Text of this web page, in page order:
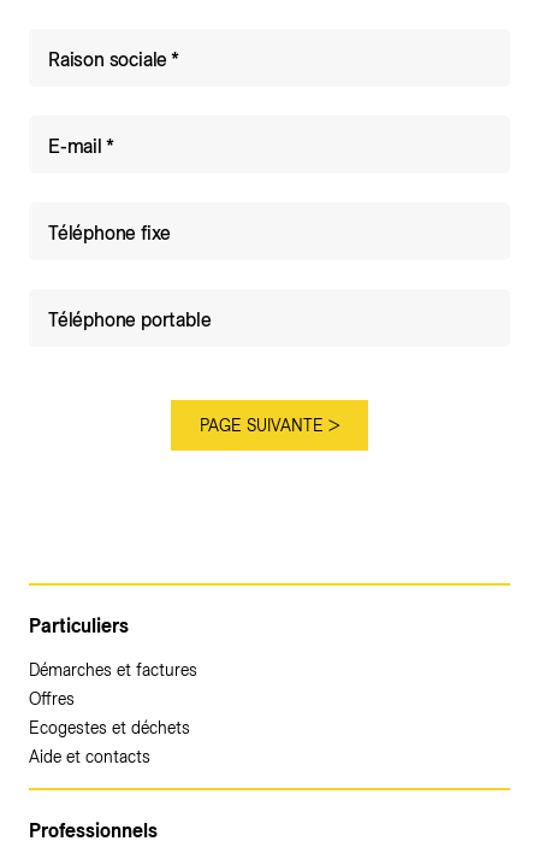
Raison sociale
E-mail
Téléphone fixe
Téléphone portable
Particuliers
Démarches et factures
Offres
Ecogestes et déchets
Aide et contacts
Professionnels